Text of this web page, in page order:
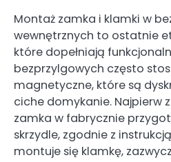
Montaż zamka i klamki w
wewnętrznych to ostatnie
które dopełniają
bezprzylgowych często
magnetyczne, które są
ciche domykanie. Najpierw
zamka w fabrycznie
skrzydle, zgodnie z
montuje się klamkę,